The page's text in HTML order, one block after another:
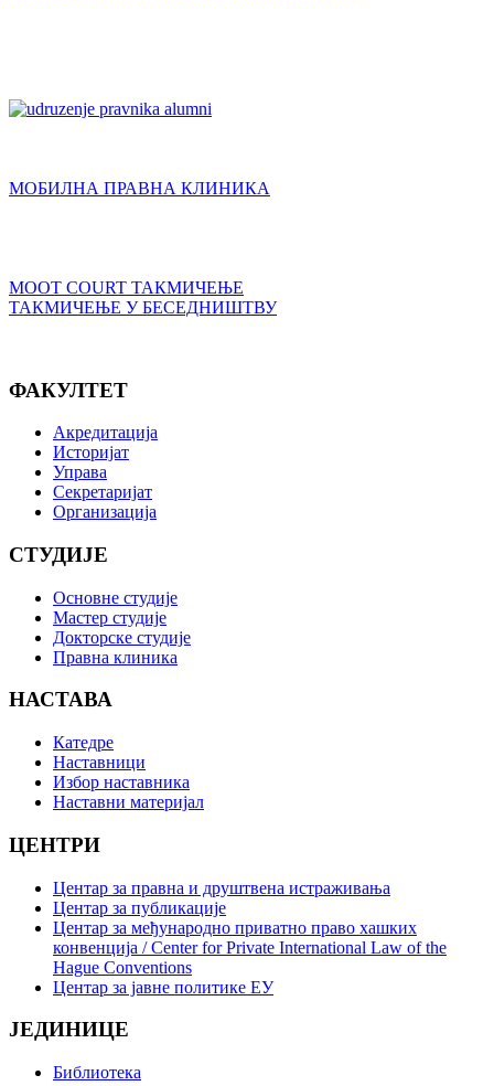
МОБИЛНА ПРАВНА КЛИНИКА
MOOT COURT ТАКМИЧЕЊЕ
ТАКМИЧЕЊЕ У БЕСЕДНИШТВУ
ФАКУЛТЕТ
Акредитација
Историјат
Управа
Секретаријат
Организација
СТУДИЈЕ
Основне студије
Мастер студије
Докторске студије
Правна клиника
НАСТАВА
Катедре
Наставници
Избор наставника
Наставни материјал
ЦЕНТРИ
Центар за правна и друштвена истраживања
Центар за публикације
Центар за међународно приватно право хашких
конвенција / Center for Private International Law of the
Hague Conventions
Центар за јавне политике ЕУ
ЈЕДИНИЦЕ
Библиотека